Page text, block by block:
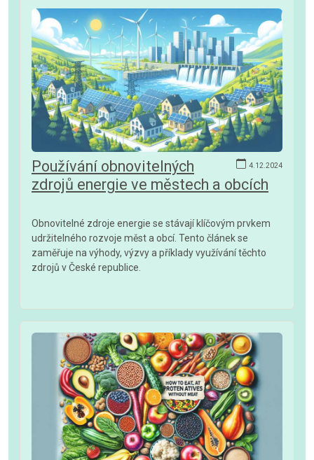
4.12.2024
Používání obnovitelných
zdrojů energie ve městech a obcích
Obnovitelné zdroje energie se stávají klíčovým prvkem
udržitelného rozvoje měst a obcí. Tento článek se
zaměřuje na výhody, výzvy a příklady využívání těchto
zdrojů v České republice.